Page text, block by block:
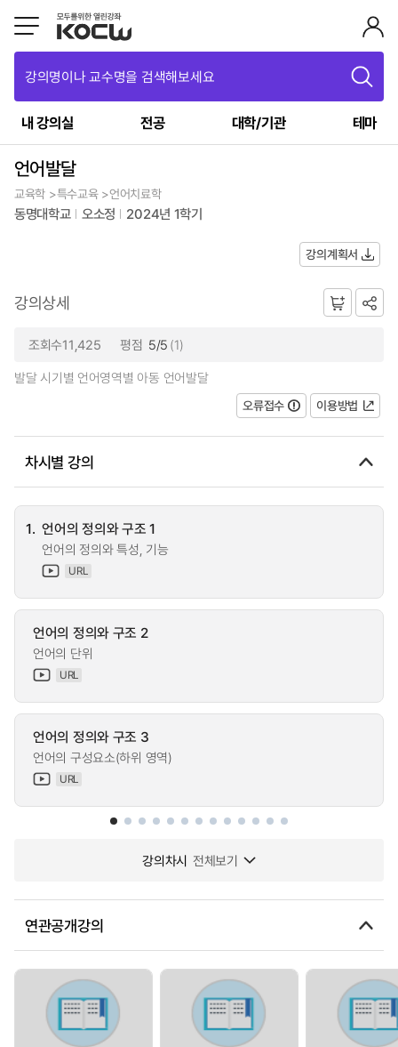
강의명이나 교수명을 검색해보세요
내 강의실 전공 대학/기관 테마
언어발달
교육학 >특수교육 >언어치료학
동명대학교 오소정 2024년 1학기
강의계획서
강의상세
조회수11,425 평점 5/5 (1)
발달 시기별 언어영역별 아동 언어발달
오류접수
이용방법
차시별 강의
1. 언어의 정의와 구조 1
언어의 정의와 특성, 기능
URL
언어의 정의와 구조 2
언어의 단위
URL
언어의 정의와 구조 3
언어의 구성요소(하위 영역)
URL
강의차시 전체보기
연관공개강의